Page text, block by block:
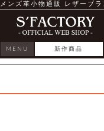
メンズ革小物通販 レザーブ
MENU 新作商品